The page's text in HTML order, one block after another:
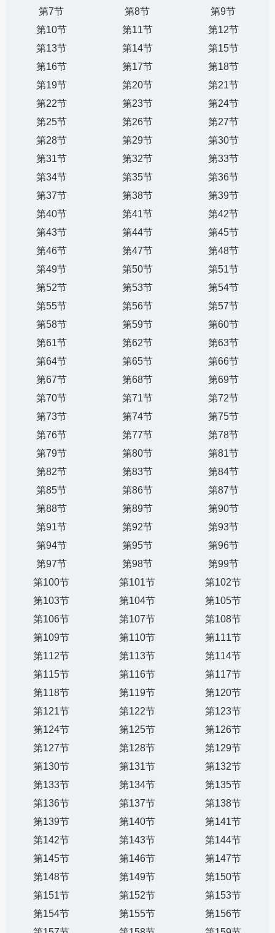
第7节
第8节
第9节
第10节
第11节
第12节
第13节
第14节
第15节
第16节
第17节
第18节
第19节
第20节
第21节
第22节
第23节
第24节
第25节
第26节
第27节
第28节
第29节
第30节
第31节
第32节
第33节
第34节
第35节
第36节
第37节
第38节
第39节
第40节
第41节
第42节
第43节
第44节
第45节
第46节
第47节
第48节
第49节
第50节
第51节
第52节
第53节
第54节
第55节
第56节
第57节
第58节
第59节
第60节
第61节
第62节
第63节
第64节
第65节
第66节
第67节
第68节
第69节
第70节
第71节
第72节
第73节
第74节
第75节
第76节
第77节
第78节
第79节
第80节
第81节
第82节
第83节
第84节
第85节
第86节
第87节
第88节
第89节
第90节
第91节
第92节
第93节
第94节
第95节
第96节
第97节
第98节
第99节
第100节
第101节
第102节
第103节
第104节
第105节
第106节
第107节
第108节
第109节
第110节
第111节
第112节
第113节
第114节
第115节
第116节
第117节
第118节
第119节
第120节
第121节
第122节
第123节
第124节
第125节
第126节
第127节
第128节
第129节
第130节
第131节
第132节
第133节
第134节
第135节
第136节
第137节
第138节
第139节
第140节
第141节
第142节
第143节
第144节
第145节
第146节
第147节
第148节
第149节
第150节
第151节
第152节
第153节
第154节
第155节
第156节